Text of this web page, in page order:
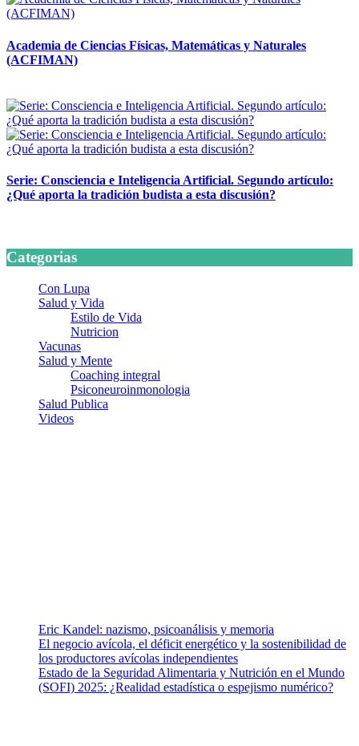
Academia de Ciencias Físicas, Matemáticas y Naturales
(ACFIMAN)
Serie: Consciencia e Inteligencia Artificial. Segundo artículo:
¿Qué aporta la tradición budista a esta discusión?
Categorias
Con Lupa
Salud y Vida
Estilo de Vida
Nutricion
Vacunas
Salud y Mente
Coaching integral
Psiconeuroinmonologia
Salud Publica
Videos
Eric Kandel: nazismo, psicoanálisis y memoria
El negocio avícola, el déficit energético y la sostenibilidad de
los productores avícolas independientes
Estado de la Seguridad Alimentaria y Nutrición en el Mundo
(SOFI) 2025: ¿Realidad estadística o espejismo numérico?